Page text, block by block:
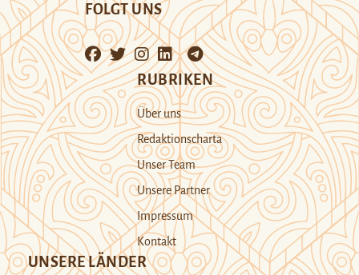
FOLGT UNS
RUBRIKEN
Über uns
Redaktionscharta
Unser Team
Unsere Partner
Impressum
Kontakt
UNSERE LÄNDER